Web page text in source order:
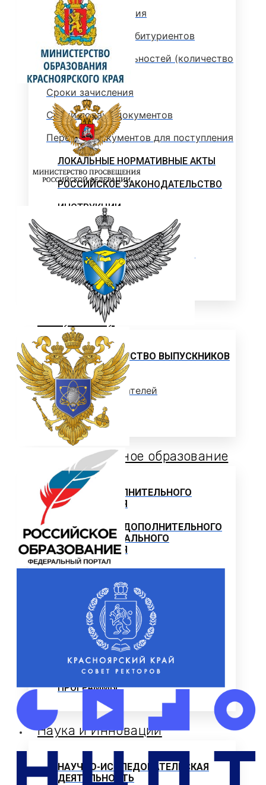
Стоимость обучения
Информация для абитуриентов
Перечень специальностей (количество
мест для приема)
Сроки зачисления
Сроки подачи документов
Перечень документов для поступления
ЛОКАЛЬНЫЕ НОРМАТИВНЫЕ АКТЫ
РОССИЙСКОЕ ЗАКОНОДАТЕЛЬСТВО
ИНСТРУКЦИИ
ОБРАЗЦЫ ДОКУМЕНТОВ
ОБРАЗОВАТЕЛЬНЫЙ КРЕДИТ
ЦЕЛЕВОЕ ОБУЧЕНИЕ
Выпускнику
ТРУДОУСТРОЙСТВО ВЫПУСКНИКОВ
Отзывы работодателей
Выпускники
Дополнительное образование
ЦЕНТР ДОПОЛНИТЕЛЬНОГО
ОБРАЗОВАНИЯ
ПРОГРАММЫ ДОПОЛНИТЕЛЬНОГО
ПРОФЕССИОНАЛЬНОГО
ОБРАЗОВАНИЯ
Программы профессиональной
переподготовки
ОФИЦИАЛЬНЫЕ ДОКУМЕНТЫ
ВНИМАНИЕ! ОБЪЯВЛЕН ПРИЕМ
ДОПОЛНИТЕЛЬНЫЕ
ОБЩЕОБРАЗОВАТЕЛЬНЫЕ
ПРОГРАММЫ
Наука и Инновации
НАУЧНО-ИССЛЕДОВАТЕЛЬСКАЯ
ДЕЯТЕЛЬНОСТЬ